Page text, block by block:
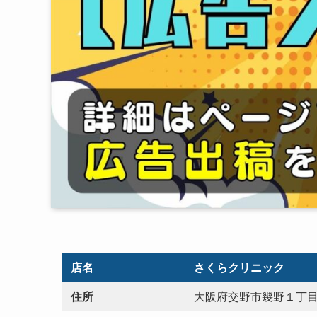
店名 さくらクリニック
住所 大阪府交野市幾野１丁